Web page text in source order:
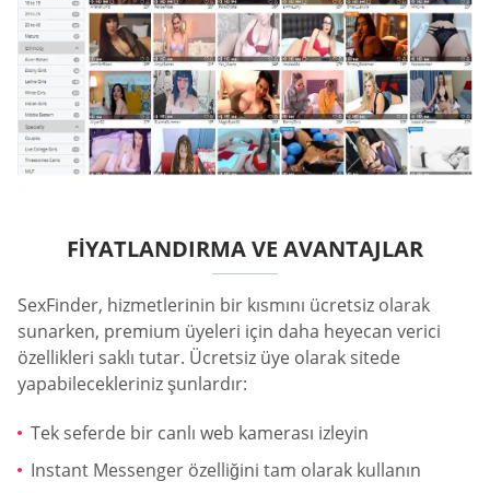
FIYATLANDIRMA VE AVANTAJLAR
SexFinder, hizmetlerinin bir kısmını ücretsiz olarak
sunarken, premium üyeleri için daha heyecan verici
özellikleri saklı tutar. Ücretsiz üye olarak sitede
yapabilecekleriniz şunlardır:
Tek seferde bir canlı web kamerası izleyin
Instant Messenger özelliğini tam olarak kullanın